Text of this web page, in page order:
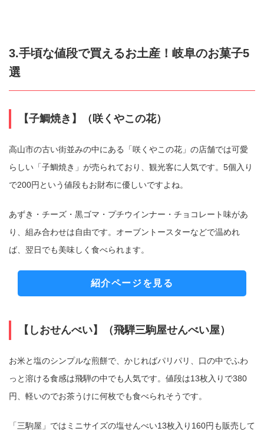
3.手頃な値段で買えるお土産！岐阜のお菓子5
選
【子鯛焼き】（咲くやこの花）
高山市の古い街並みの中にある「咲くやこの花」の店舗では可愛
らしい「子鯛焼き」が売られており、観光客に人気です。5個入り
で200円という値段もお財布に優しいですよね。
あずき・チーズ・黒ゴマ・プチウインナー・チョコレート味があ
り、組み合わせは自由です。オーブントースターなどで温めれ
ば、翌日でも美味しく食べられます。
紹介ページを見る
【しおせんべい】（飛騨三駒屋せんべい屋）
お米と塩のシンプルな煎餅で、かじればパリパリ、口の中でふわ
っと溶ける食感は飛騨の中でも人気です。値段は13枚入りで380
円、軽いのでお茶うけに何枚でも食べられそうです。
「三駒屋」ではミニサイズの塩せんべい13枚入り160円も販売して